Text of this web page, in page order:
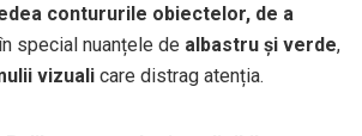
contururile obiectelor, de a
special nuanțele de albastru și verde,
vizuali care distrag atenția.